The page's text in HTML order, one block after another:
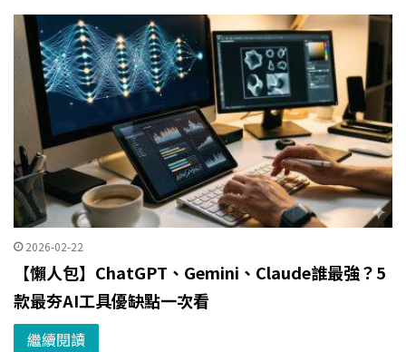
2026-02-22
【懶人包】ChatGPT、Gemini、Claude誰最強？5
款最夯AI工具優缺點一次看
繼續閱讀